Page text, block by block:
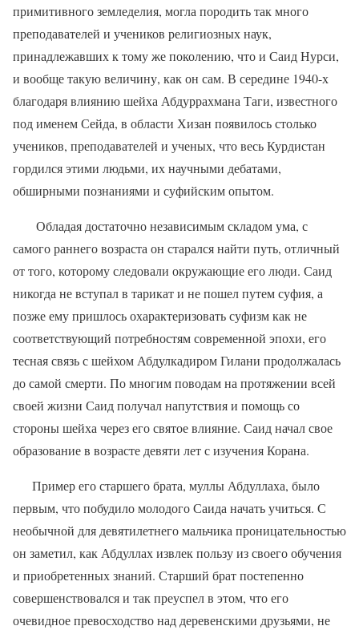
примитивного земледелия, могла породить так много
преподавателей и учеников религиозных наук,
принадлежавших к тому же поколению, что и Саид Нурси,
и вообще такую величину, как он сам. В середине 1940-х
благодаря влиянию шейха Абдуррахмана Таги, известного
под именем Сейда, в области Хизан появилось столько
учеников, преподавателей и ученых, что весь Курдистан
гордился этими людьми, их научными дебатами,
обширными познаниями и суфийским опытом.
Обладая достаточно независимым складом ума, с
самого раннего возраста он старался найти путь, отличный
от того, которому следовали окружающие его люди. Саид
никогда не вступал в тарикат и не пошел путем суфия, а
позже ему пришлось охарактеризовать суфизм как не
соответствующий потребностям современной эпохи, его
тесная связь с шейхом Абдулкадиром Гилани продолжалась
до самой смерти. По многим поводам на протяжении всей
своей жизни Саид получал напутствия и помощь со
стороны шейха через его святое влияние. Саид начал свое
образование в возрасте девяти лет с изучения Корана.
Пример его старшего брата, муллы Абдуллаха, было
первым, что побудило молодого Саида начать учиться. С
необычной для девятилетнего мальчика проницательностью
он заметил, как Абдуллах извлек пользу из своего обучения
и приобретенных знаний. Старший брат постепенно
совершенствовался и так преуспел в этом, что его
очевидное превосходство над деревенскими друзьями, не